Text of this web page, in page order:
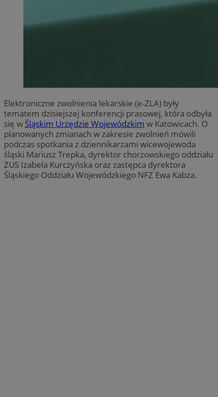
Elektroniczne zwolnienia lekarskie (e-ZLA) były
tematem dzisiejszej konferencji prasowej, która odbyła
się w Śląskim Urzędzie Wojewódzkim w Katowicach. O
planowanych zmianach w zakresie zwolnień mówili
podczas spotkania z dziennikarzami wicewojewoda
śląski Mariusz Trepka, dyrektor chorzowskiego oddziału
ZUS Izabela Kurczyńska oraz zastępca dyrektora
Śląskiego Oddziału Wojewódzkiego NFZ Ewa Kabza.